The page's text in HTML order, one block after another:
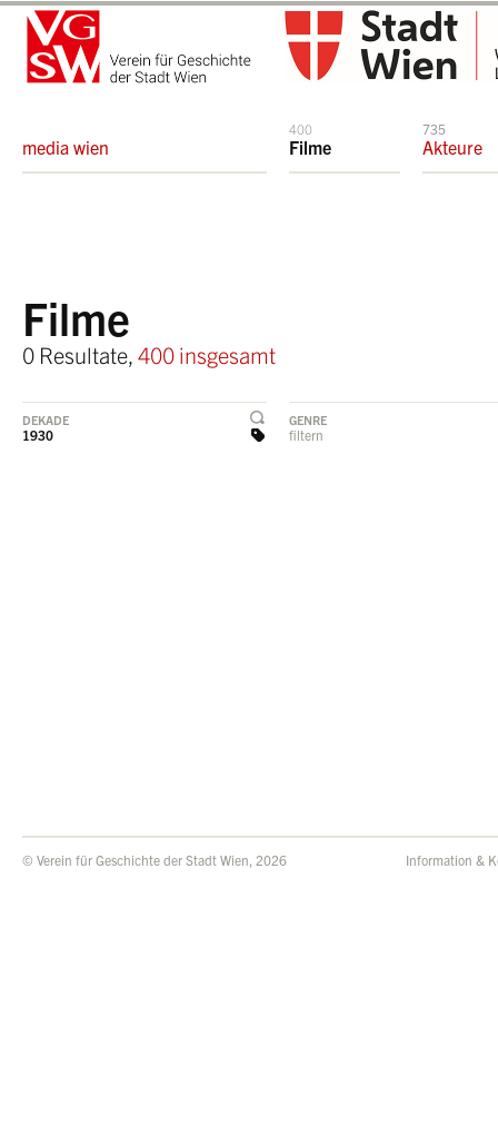
media wien
400
Filme
735
Akteure
Filme
0 Resultate, 400 insgesamt
DEKADE
1930
GENRE
filtern
© Verein für Geschichte der Stadt Wien, 2026 Information &